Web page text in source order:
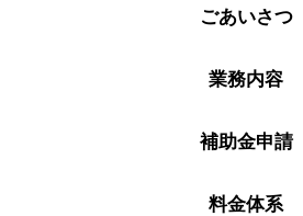
ごあいさつ
業務内容
補助金申請
料金体系